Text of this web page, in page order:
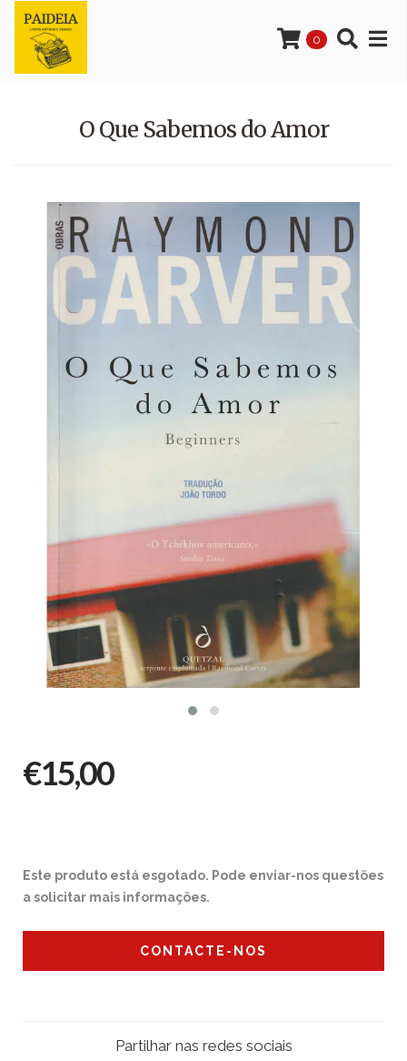
0
O Que Sabemos do Amor
€15,00
Este produto está esgotado. Pode enviar-nos questões
a solicitar mais informações.
CONTACTE-NOS
Partilhar nas redes sociais